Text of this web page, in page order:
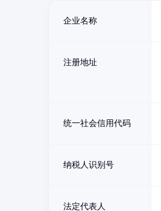
企业名称
注册地址
统一社会信用代码
纳税人识别号
法定代表人